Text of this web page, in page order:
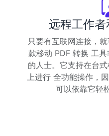
远程工作
只要有互联网连接，
款移动 PDF 转换 工
的人士。它支持在台
上进行 全功能操作，
可以依靠它轻